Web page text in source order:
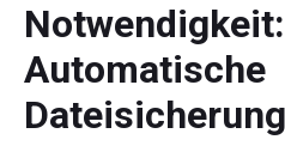
Notwendigkeit:
Automatische